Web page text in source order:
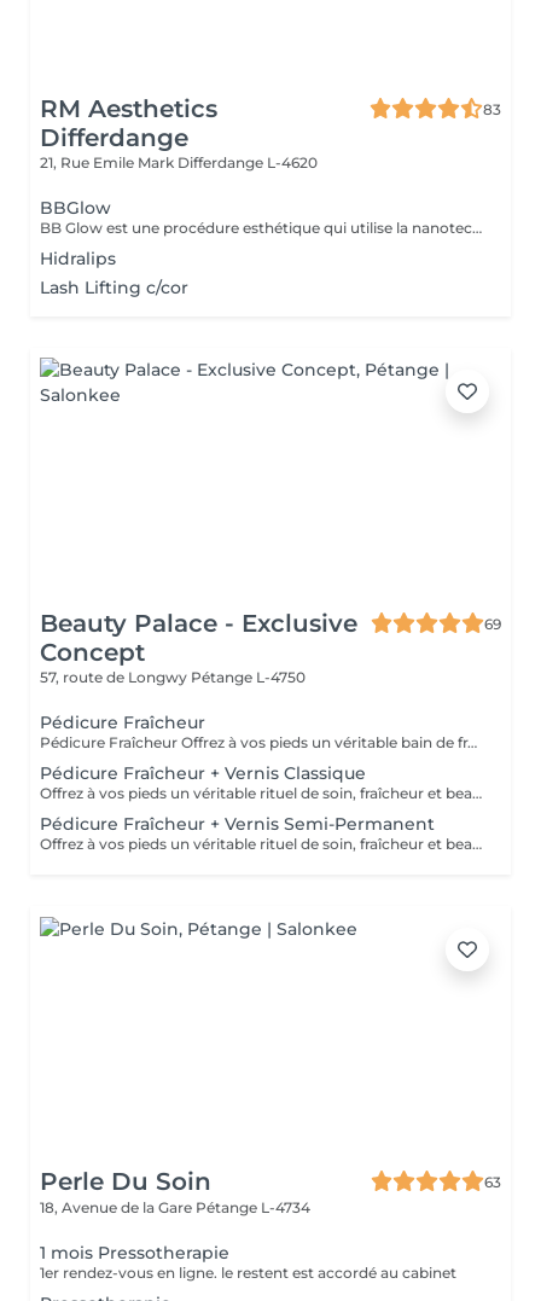
RM Aesthetics
Differdange
83
21, Rue Emile Mark Differdange L-4620
BBGlow
BB Glow est une procédure esthétique qui utilise la nanotechnologie pour améliorer l'éclat et la douceur de la peau sans avoir besoin de maquillage. Réalisé sur le derme, il induit et stimule les fibroblastes pour synthétiser le collagène et l'élastine. Ce traitement est réalisé avec un dermapen, des micro-aiguilles et des ampoules spécifiques. Favorise la revitalisation de la peau, la réduction des imperfections, des cernes et des rides d'expression. Lissage des cicatrices d'acné et effet lifting. LES INDICATIONS Réduction des pores Réduction des taches et des taches de rousseur Améliore l'élasticité de la peau Activer le collagène Réduction des ridules d'expression Teint uniforme Améliore la luminosité
Hidralips
Lash Lifting c/cor
Beauty Palace - Exclusive
Concept
69
57, route de Longwy Pétange L-4750
Pédicure Fraîcheur
Pédicure Fraîcheur Offrez à vos pieds un véritable bain de fraîcheur ! Ce rituel estival associe un gommage au sel enrichi en huile d'amande douce, un bain de pieds effervescent relaxant et rafraîchissant, puis l'application d'un gel fraîcheur intense jusqu'aux mollets. Idéal pour délasser les pieds fatigués, apporter une agréable sensation de fraîcheur et de légèreté, ou simplement profiter d'un moment de bien-être particulièrement appréciable pendant les fortes chaleurs. Une expérience fraîche, relaxante et revitalisante le soin parfait pour l'été.
Pédicure Fraîcheur + Vernis Classique
Offrez à vos pieds un véritable rituel de soin, fraîcheur et beauté. Cette prestation comprend une pédicure complète, avec soin des ongles et des cuticules, travail des rugosités, suivie d'un gommage au sel enrichi en huile d'amande douce, d'un bain de pieds effervescent relaxant et rafraîchissant, puis de l'application d'un gel fraîcheur intense pouvant être remonté jusqu'aux mollets. Le soin se termine par la pose du vernis classique de votre choix pour des pieds parfaitement soignés et sublimés. Idéal pour délasser les pieds fatigués, apporter une agréable sensation de fraîcheur et de légèreté, ou simplement profiter d'un moment de bien-être particulièrement appréciable pendant les fortes chaleurs. Des pieds doux, frais, soignés et élégamment vernis le rituel parfait pour l'été.
Pédicure Fraîcheur + Vernis Semi-Permanent
Offrez à vos pieds un véritable rituel de soin, fraîcheur et beauté. Cette prestation comprend une pédicure complète, avec soin des ongles et des cuticules, travail des rugosités, suivie d'un gommage au sel enrichi en huile d'amande douce, d'un bain de pieds effervescent relaxant et rafraîchissant, puis de l'application d'un gel fraîcheur intense pouvant être remonté jusqu'aux mollets. Le soin se termine par la pose du vernis classique de votre choix pour des pieds parfaitement soignés et sublimés. Idéal pour délasser les pieds fatigués, apporter une agréable sensation de fraîcheur et de légèreté, ou simplement profiter d'un moment de bien-être particulièrement appréciable pendant les fortes chaleurs. Des pieds doux, frais, soignés et élégamment vernis le rituel parfait pour l'été.
Perle Du Soin
63
18, Avenue de la Gare Pétange L-4734
1 mois Pressotherapie
1er rendez-vous en ligne. le restent est accordé au cabinet